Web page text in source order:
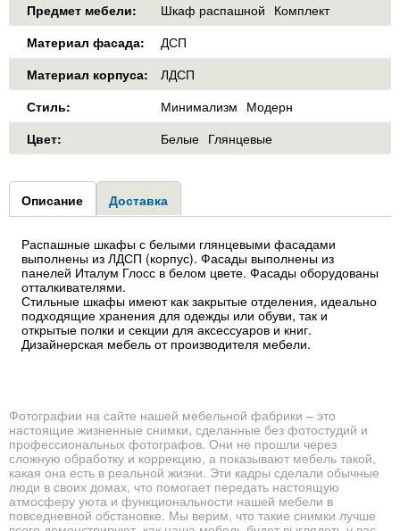
Предмет мебели: Шкаф распашной Комплект
Материал фасада:
ДСП
Материал корпуса:
ЛДСП
Стиль:
Минимализм Модерн
Цвет:
Белые Глянцевые
Group1
Описание (активная
вкладка)
Доставка
Распашные шкафы с белыми глянцевыми фасадами
выполнены из ЛДСП (корпус). Фасады выполнены из
панелей Италум Глосс в белом цвете. Фасады оборудованы
отталкивателями.
Стильные шкафы имеют как закрытые отделения, идеально
подходящие хранения для одежды или обуви, так и
открытые полки и секции для аксессуаров и книг.
Дизайнерская мебель от производителя мебели.
Фотографии на сайте нашей мебельной фабрики – это
настоящие жизненные снимки, сделанные без фотостудий и
профессиональных фотографов. Они не прошли через
сложную обработку и коррекцию, а показывают мебель такой,
какая она есть в реальной жизни. Эти кадры сделали обычные
люди в своих домах, что помогает передать настоящую
атмосферу уюта и функциональности нашей мебели в
повседневной обстановке. Мы верим, что такие снимки лучше